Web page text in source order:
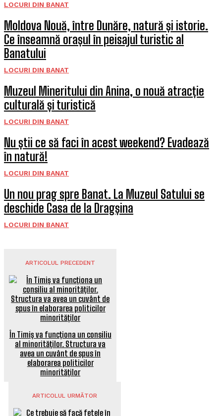
LOCURI DIN BANAT
Moldova Nouă, între Dunăre, natură și istorie.
Ce înseamnă orașul în peisajul turistic al
Banatului
LOCURI DIN BANAT
Muzeul Mineritului din Anina, o nouă atracție
culturală și turistică
LOCURI DIN BANAT
Nu știi ce să faci în acest weekend? Evadează
în natură!
LOCURI DIN BANAT
Un nou prag spre Banat. La Muzeul Satului se
deschide Casa de la Dragșina
LOCURI DIN BANAT
ARTICOLUL PRECEDENT
În Timiș va funcționa un consiliu
al minorităților. Structura va
avea un cuvânt de spus în
elaborarea politicilor
minorităților
ARTICOLUL URMĂTOR